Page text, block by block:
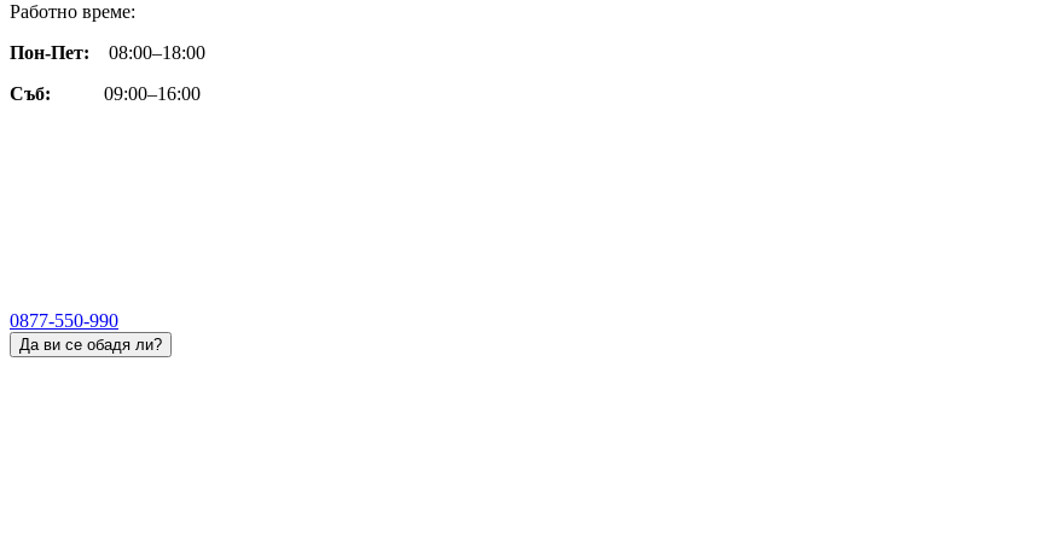
Работно време:
Пон-Пет: 08:00–18:00
Съб: 09:00–16:00
0877-550-990
Да ви се обадя ли?